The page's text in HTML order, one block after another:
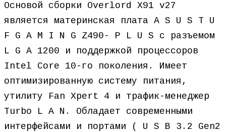
Основой сборки Overlord X91 v27
является материнская плата A S U S T U
F G A M I N G Z490- P L U S с разъемом
L G A 1200 и поддержкой процессоров
Intel Core 10-го поколения. Имеет
оптимизированную систему питания,
утилиту Fan Xpert 4 и трафик-менеджер
Turbo L A N. Обладает современными
интерфейсами и портами ( U S B 3.2 Gen2